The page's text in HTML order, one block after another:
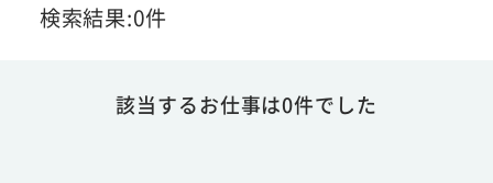
検索結果:0件
該当するお仕事は0件でした